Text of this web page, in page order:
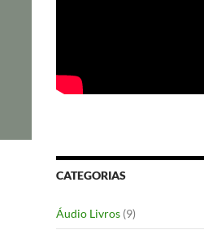
CATEGORIAS
Áudio Livros (9)